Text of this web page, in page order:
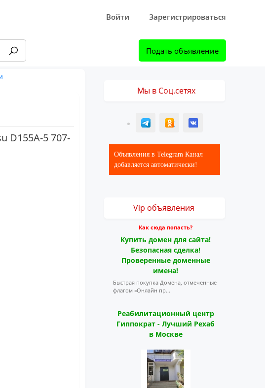
Войти Зарегистрироваться
Подать объявление
D155A-5 707-
Мы в Соц.сетях
T ОК ВК
Объявления в Telegram Канал
добавляется автоматически!
Vip объявления
Как сюда попасть?
Купить домен для сайта!
Безопасная сделка!
Проверенные доменные
имена!
Быстрая покупка Домена, отмеченные
флагом «Онлайн пр...
Реабилитационный центр
Гиппократ - Лучший Рехаб
в Москве